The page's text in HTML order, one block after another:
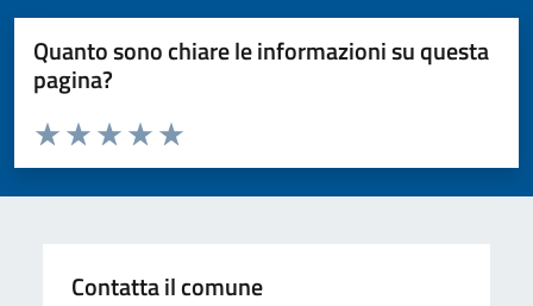
Quanto sono chiare le informazioni su questa
pagina?
Valuta da 1 a 5 stelle la pagina
Valuta 5 stelle su 5
Valuta 4 stelle su 5
Valuta 3 stelle su 5
Valuta 2 stelle su 5
Valuta 1 stelle su 5
Contatta il comune